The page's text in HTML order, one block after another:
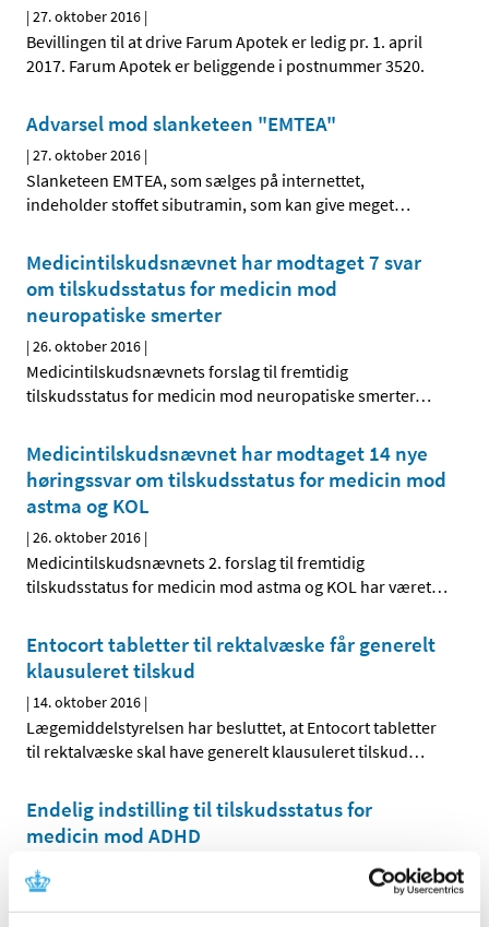
|27. oktober 2016 |
Bevillingen til at drive Farum Apotek er ledig pr. 1. april
2017. Farum Apotek er beliggende i postnummer 3520.
Advarsel mod slanketeen "EMTEA"
|27. oktober 2016 |
Slanketeen EMTEA, som sælges på internettet,
indeholder stoffet sibutramin, som kan give meget…
Medicintilskudsnævnet har modtaget 7 svar
om tilskudsstatus for medicin mod
neuropatiske smerter
|26. oktober 2016 |
Medicintilskudsnævnets forslag til fremtidig
tilskudsstatus for medicin mod neuropatiske smerter…
Medicintilskudsnævnet har modtaget 14 nye
høringssvar om tilskudsstatus for medicin mod
astma og KOL
|26. oktober 2016 |
Medicintilskudsnævnets 2. forslag til fremtidig
tilskudsstatus for medicin mod astma og KOL har været…
Entocort tabletter til rektalvæske får generelt
klausuleret tilskud
| 14. oktober 2016 |
Lægemiddelstyrelsen har besluttet, at Entocort tabletter
til rektalvæske skal have generelt klausuleret tilskud…
Endelig indstilling til tilskudsstatus for
medicin mod ADHD
14. oktober 2016
Medicintilskudsnævnet har revurderet tilskudsstatus for
medicin mod ADHD og er nu færdige med sin indstilling…